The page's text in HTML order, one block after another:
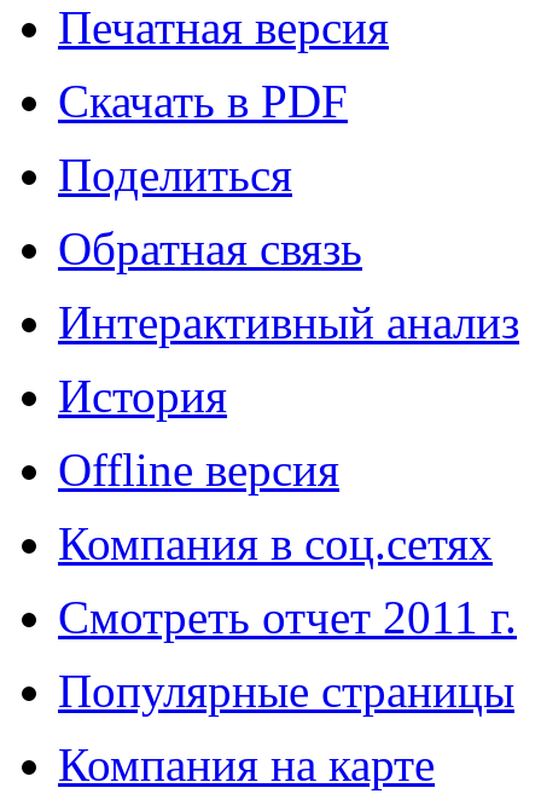
Печатная версия
Скачать в PDF
Поделиться
Обратная связь
Интерактивный анализ
История
Offline версия
Компания в соц.сетях
Смотреть отчет 2011 г.
Популярные страницы
Компания на карте